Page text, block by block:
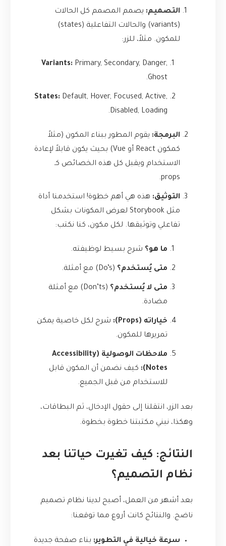
التصميم: يصمم المصمم كل الحالات
(variants) والحالات التفاعلية (states)
للمكون. مثلاً، للزر:
Variants: Primary, Secondary, Danger,
Ghost.
States: Default, Hover, Focused, Active,
Disabled, Loading.
البرمجة: يقوم المطور ببناء المكون (مثلاً
كمكون React أو Vue) بحيث يكون قابلاً لإعادة
الاستخدام ويقبل كل هذه الخصائص كـ
props.
التوثيق: هذه هي أهم خطوة! استخدمنا أداة
مثل Storybook لعرض المكونات بشكل
تفاعلي وتوثيقها. لكل مكون، كنا نكتب:
ما هو؟ شرح بسيط لوظيفته.
متى يُستخدم؟ (Do’s) مع أمثلة.
متى لا يُستخدم؟
(Don’ts) مع أمثلة
مضادة.
خياراته (Props):
شرح لكل خاصية يمكن
تمريرها للمكون.
ملاحظات الوصولية (Accessibility
Notes):
كيف نضمن أن المكون قابل
للاستخدام من قبل الجميع.
بعد الزر، انتقلنا إلى حقول الإدخال، ثم البطاقات،
وهكذا، نبني مكتبتنا خطوة بخطوة.
النتائج: كيف تغيرت حياتنا بعد
نظام التصميم؟
بعد أشهر من العمل، أصبح لدينا نظام تصميم
ناضج. والنتائج كانت أروع مما توقعنا:
سرعة خيالية في التطوير: بناء صفحة جديدة